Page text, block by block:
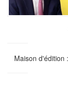
Maison d'édition :